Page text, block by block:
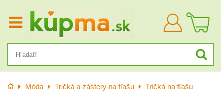
Prihlásiť
sa
Úvod Móda Tričká a zástery na fľašu Tričká na fľašu